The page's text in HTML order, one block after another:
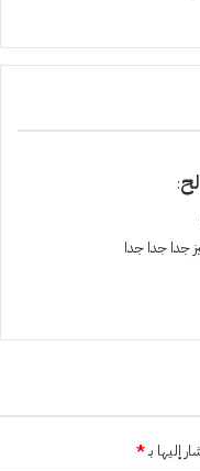
:
جدا جدا جدا
إليها بـ*